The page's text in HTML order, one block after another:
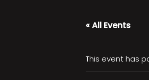
« All Events
This event has